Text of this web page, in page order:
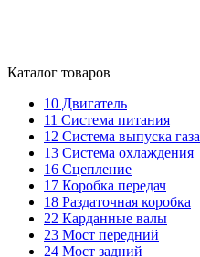
Каталог товаров
10 Двигатель
11 Система питания
12 Система выпуска газа
13 Система охлаждения
16 Сцепление
17 Коробка передач
18 Раздаточная коробка
22 Карданные валы
23 Мост передний
24 Мост задний